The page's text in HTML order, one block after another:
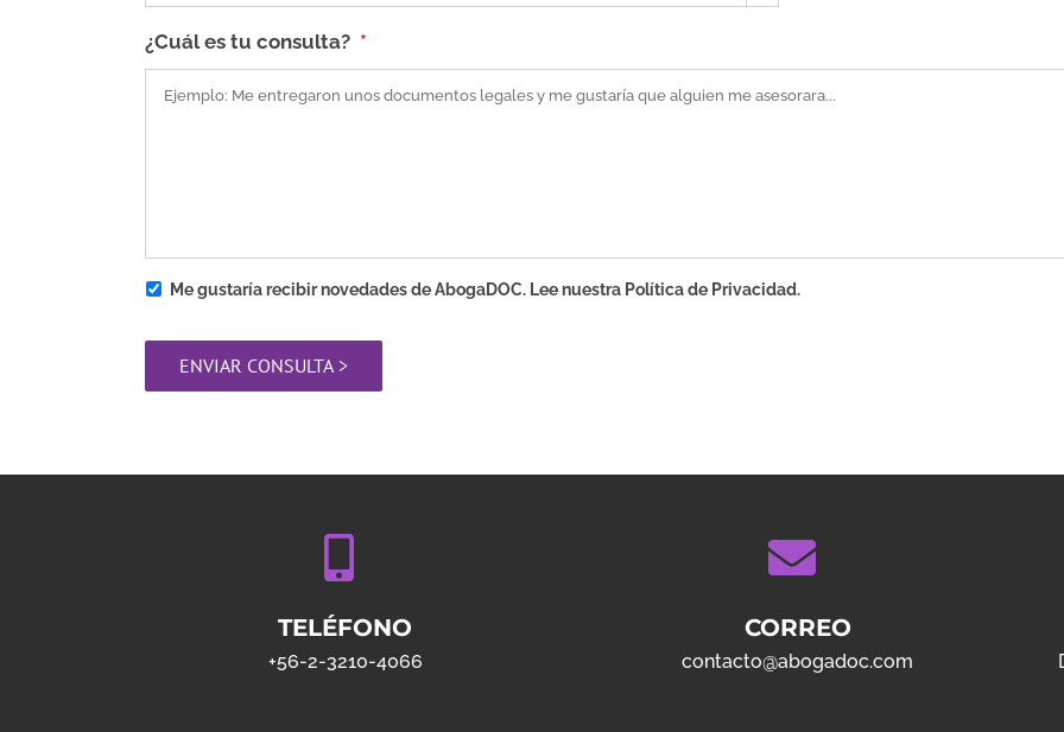
¿Cuál es tu consulta? *
Me gustaría recibir novedades de AbogaDOC. Lee nuestra Política de Privacidad.
TELÉFONO
+56-2-3210-4066
CORREO
contacto@abogadoc.com